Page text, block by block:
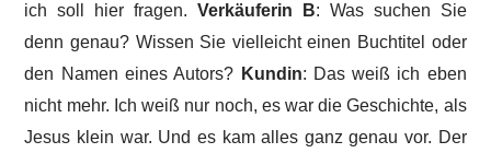
ich soll hier fragen. Verkäuferin B: Was suchen Sie
denn genau? Wissen Sie vielleicht einen Buchtitel oder
den Namen eines Autors? Kundin: Das weiß ich eben
nicht mehr. Ich weiß nur noch, es war die Geschichte, als
Jesus klein war. Und es kam alles ganz genau vor. Der